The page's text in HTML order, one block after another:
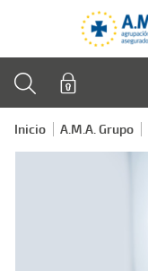
Inicio A.M.A. Grupo